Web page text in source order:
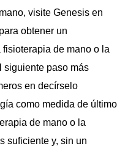
visite Genesis en
obtener un
de mano o la
siguiente paso más
en decírselo
como medida de último
de mano o la
suficiente y, sin un